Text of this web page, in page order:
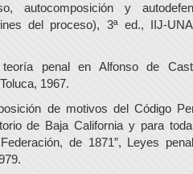
autocomposición y
del proceso), 3ª ed., IIJ-
penal en Alfonso de
1967.
de motivos del Código
de Baja California y para
de 1871”, Leyes